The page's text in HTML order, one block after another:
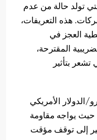
تولد حالة من عدم
هذه التعريفات،
العجز في
المقترحة،
بتأثير
الدولار الأمريكي
حيث يواجه مقاومة
مما قد يشير إلى توقف مؤقت